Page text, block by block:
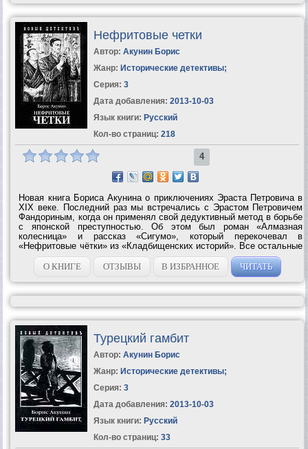
Нефритовые четки
Автор: Акунин Борис
Жанр: Исторические детективы;
Серия: 3
Дата добавления: 2013-10-03
Язык книги: Русский
Кол-во страниц: 218
4
Новая книга Бориса Акунина о приключениях Эраста Петровича в
XIX веке. Последний раз мы встречались с Эрастом Петровичем
Фандориным, когда он применял свой дедуктивный метод в борьбе
с японской преступностью. Об этом был роман «Алмазная
колесница» и рассказ «Сигумо», который перекочевал в
«Нефритовые чётки» из «Кладбищенских историй». Все остальные
тексты здесь новые. Их география значительно расширилась:
действие рассказов и...
О КНИГЕ ОТЗЫВЫ В ИЗБРАННОЕ ЧИТАТЬ
Турецкий гамбит
Автор: Акунин Борис
Жанр: Исторические детективы;
Серия: 3
Дата добавления: 2013-10-03
Язык книги: Русский
Кол-во страниц: 33